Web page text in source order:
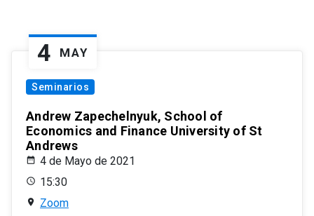
4 MAY
Seminarios
Andrew Zapechelnyuk, School of
Economics and Finance University of St
Andrews
4 de Mayo de 2021
15:30
Zoom